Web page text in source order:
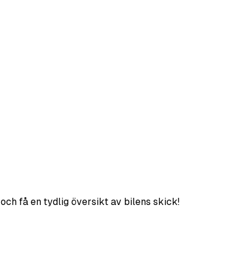
och få en tydlig översikt av bilens skick!